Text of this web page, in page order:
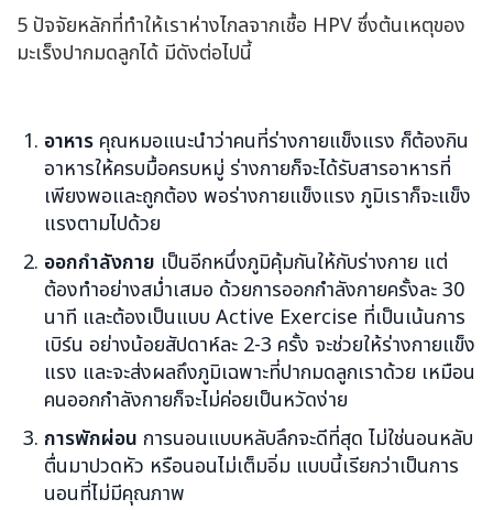
5 ปัจจัยหลักที่ทำให้เราห่างไกลจากเชื้อ HPV ซึ่งต้นเหตุของ
มะเร็งปากมดลูกได้ มีดังต่อไปนี้
อาหาร คุณหมอแนะนำว่าคนที่ร่างกายแข็งแรง ก็ต้องกิน
อาหารให้ครบมื้อครบหมู่ ร่างกายก็จะได้รับสารอาหารที่
เพียงพอและถูกต้อง พอร่างกายแข็งแรง ภูมิเราก็จะแข็ง
แรงตามไปด้วย
ออกกำลังกาย เป็นอีกหนึ่งภูมิคุ้มกันให้กับร่างกาย แต่
ต้องทำอย่างสม่ำเสมอ ด้วยการออกกำลังกายครั้งละ 30
นาที และต้องเป็นแบบ Active Exercise ที่เป็นเน้นการ
เบิร์น อย่างน้อยสัปดาห์ละ 2-3 ครั้ง จะช่วยให้ร่างกายแข็ง
แรง และจะส่งผลถึงภูมิเฉพาะที่ปากมดลูกเราด้วย เหมือน
คนออกกำลังกายก็จะไม่ค่อยเป็นหวัดง่าย
การพักผ่อน การนอนแบบหลับลึกจะดีที่สุด ไม่ใช่นอนหลับ
ตื่นมาปวดหัว หรือนอนไม่เต็มอิ่ม แบบนี้เรียกว่าเป็นการ
นอนที่ไม่มีคุณภาพ